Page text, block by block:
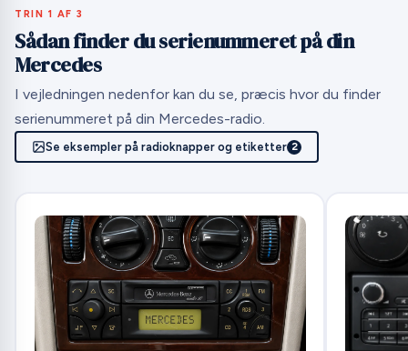
TRIN 1 AF 3
Sådan finder du serienummeret på din
Mercedes
I vejledningen nedenfor kan du se, præcis hvor du finder
serienummeret på din Mercedes-radio.
Se eksempler på radioknapper og etiketter 2